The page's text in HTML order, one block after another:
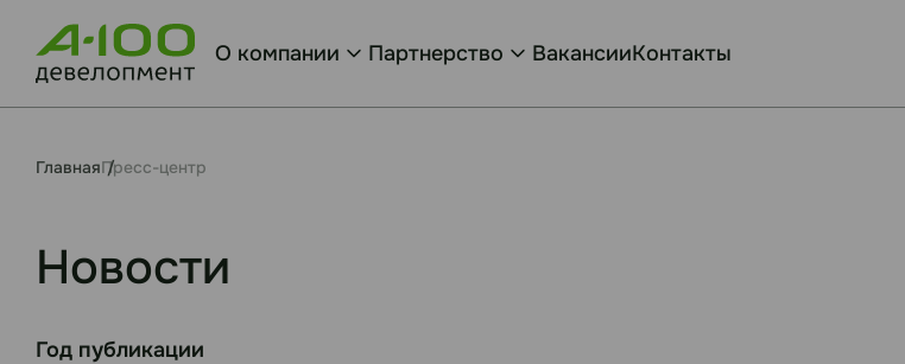
О компании Партнерство ВакансииКонтакты
ГлавнаяПресс-центр
Новости
Год публикации